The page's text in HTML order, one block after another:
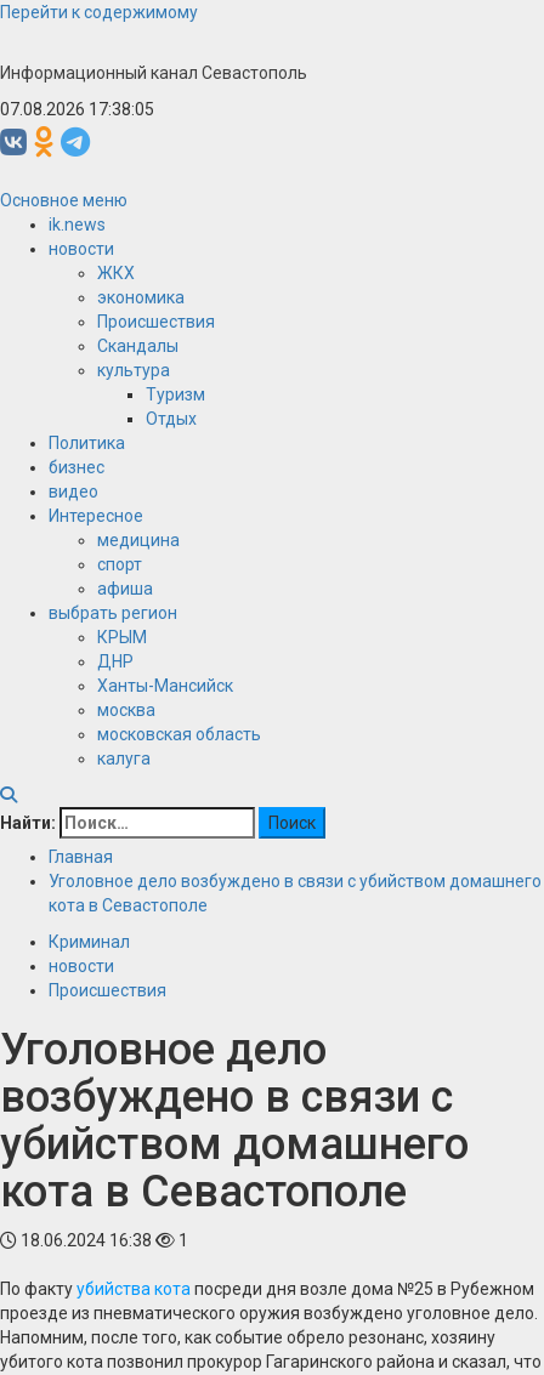
Перейти к содержимому
Информационный канал Севастополь
07.08.2026 17:38:05
Основное меню
ik.news
новости
ЖКХ
экономика
Происшествия
Скандалы
культура
Туризм
Отдых
Политика
бизнес
видео
Интересное
медицина
спорт
афиша
выбрать регион
КРЫМ
ДНР
Ханты-Мансийск
москва
московская область
калуга
Найти:
Главная
Уголовное дело возбуждено в связи с убийством домашнего
кота в Севастополе
Криминал
новости
Происшествия
Уголовное дело
возбуждено в связи с
убийством домашнего
кота в Севастополе
18.06.2024 16:38 1
По фактуубийства кота посреди дня возле дома №25 в Рубежном
проезде из пневматического оружия возбуждено уголовное дело.
Напомним, после того, как событие обрело резонанс, хозяину
убитого кота позвонил прокурор Гагаринского района и сказал, что